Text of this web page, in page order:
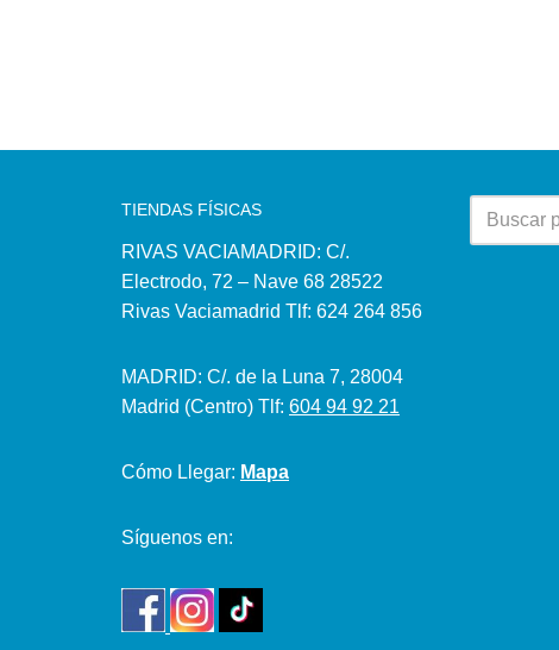
TIENDAS FÍSICAS
RIVAS VACIAMADRID: C/.
Electrodo, 72 – Nave 68 28522
Rivas Vaciamadrid Tlf: 624 264 856
MADRID: C/. de la Luna 7, 28004
Madrid (Centro) Tlf: 604 94 92 21
Cómo Llegar: Mapa
Síguenos en: